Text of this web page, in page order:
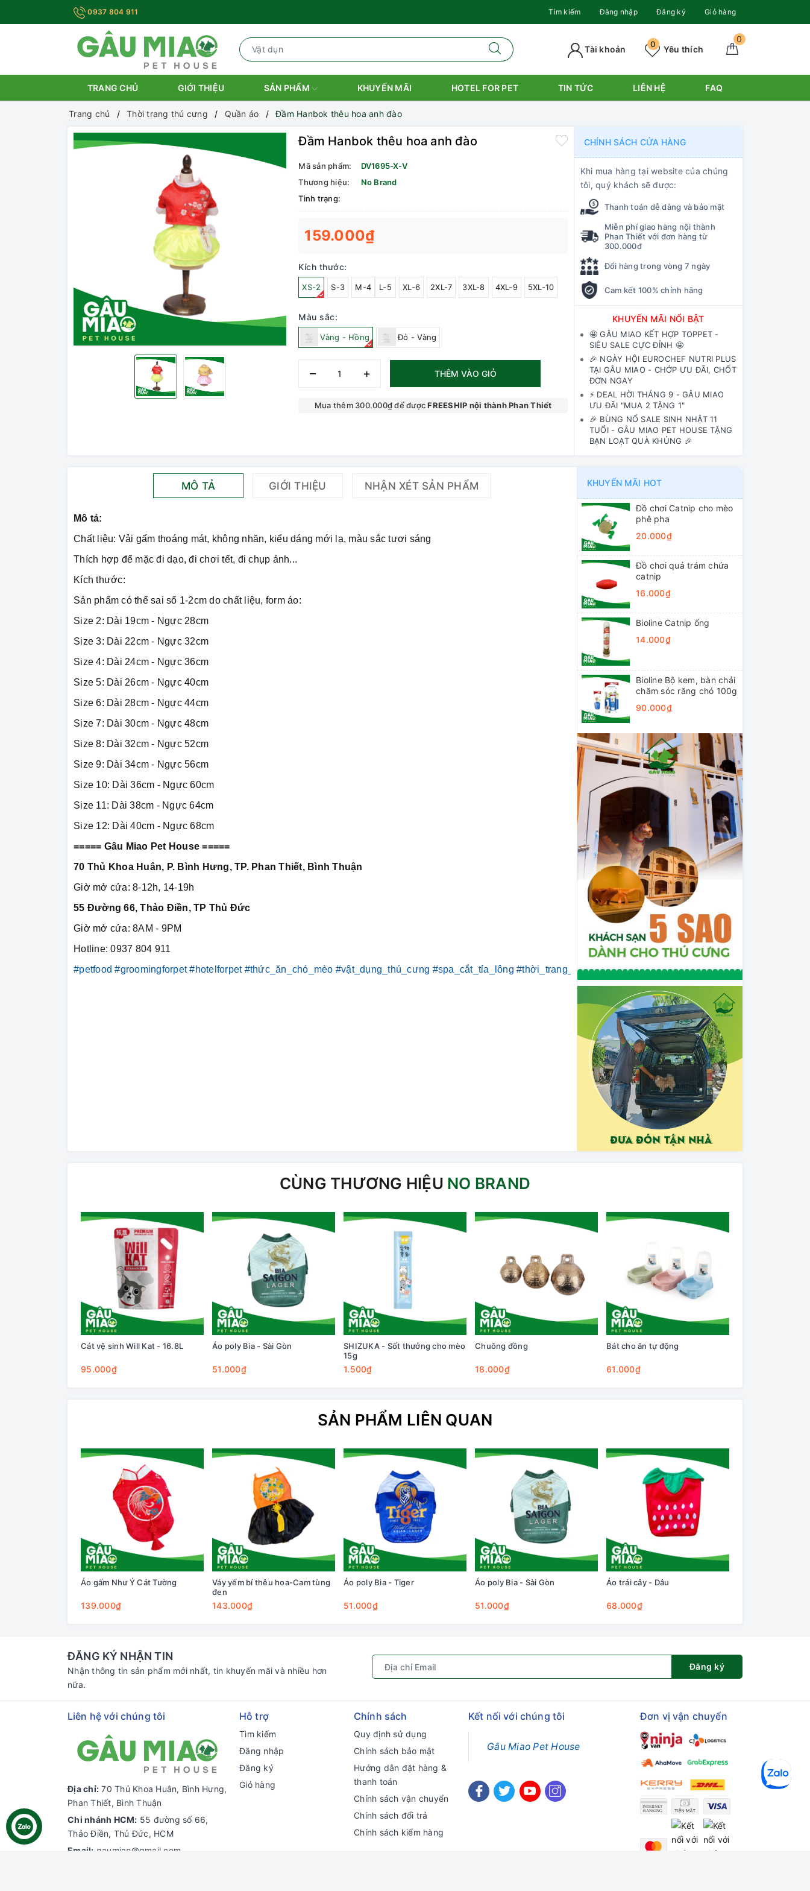
0937 804 911 Tìm kiếm Đăng nhập Đăng ký Giỏ hàng
0
Yêu thích
0
Tài khoản
TRANG CHỦ GIỚI THIỆU SẢN PHẨM KHUYẾN MÃI HOTEL FOR PET TIN TỨC LIÊN HỆ FAQ
Trang chủ Thời trang thú cưng Quần áo Đầm Hanbok thêu hoa anh đào
Đầm Hanbok thêu hoa anh đào
Mã sản phẩm:
DV1695-X-V
Thương hiệu:
No Brand
Tình trạng:
159.000₫
Kích thước:
XS-2 S-3 M-4 L-5 XL-6 2XL-7 3XL-8 4XL-9 5XL-10
Màu sắc:
Vàng - Hồng Đỏ - Vàng
– + THÊM VÀO GIỎ
Mua thêm 300.000₫ để đượcFREESHIP nội thành Phan Thiết
CHÍNH SÁCH CỬA HÀNG
Khi mua hàng tại website của chúng
tôi, quý khách sẽ được:
Thanh toán dễ dàng và bảo mật
Miễn phí giao hàng nội thành
Phan Thiết với đơn hàng từ
300.000đ
Đổi hàng trong vòng 7 ngày
Cam kết 100% chính hãng
KHUYẾN MÃI NỔI BẬT
🤩 GÂU MIAO KẾT HỢP TOPPET -
SIÊU SALE CỰC ĐỈNH 🤩
🎉 NGÀY HỘI EUROCHEF NUTRI PLUS
TẠI GÂU MIAO - CHỚP ƯU ĐÃI, CHỐT
ĐƠN NGAY
⚡️ DEAL HỜI THÁNG 9 - GÂU MIAO
ƯU ĐÃI "MUA 2 TẶNG 1"
🎉 BÙNG NỔ SALE SINH NHẬT 11
TUỔI - GÂU MIAO PET HOUSE TẶNG
BẠN LOẠT QUÀ KHỦNG 🎉
MÔ TẢ GIỚI THIỆU NHẬN XÉT SẢN PHẨM
Mô tả:
Chất liệu: Vải gấm thoáng mát, không nhăn, kiểu dáng mới lạ, màu sắc tươi sáng
Thích hợp để mặc đi dạo, đi chơi tết, đi chụp ảnh...
Kích thước:
Sản phẩm có thể sai số 1-2cm do chất liệu, form áo:
Size 2: Dài 19cm - Ngực 28cm
Size 3: Dài 22cm - Ngực 32cm
Size 4: Dài 24cm - Ngực 36cm
Size 5: Dài 26cm - Ngực 40cm
Size 6: Dài 28cm - Ngực 44cm
Size 7: Dài 30cm - Ngực 48cm
Size 8: Dài 32cm - Ngực 52cm
Size 9: Dài 34cm - Ngực 56cm
Size 10: Dài 36cm - Ngực 60cm
Size 11: Dài 38cm - Ngực 64cm
Size 12: Dài 40cm - Ngực 68cm
===== Gâu Miao Pet House =====
70 Thủ Khoa Huân, P. Bình Hưng, TP. Phan Thiết, Bình Thuận
Giờ mở cửa: 8-12h, 14-19h
55 Đường 66, Thảo Điền, TP Thủ Đức
Giờ mở cửa: 8AM - 9PM
Hotline: 0937 804 911
#petfood #groomingforpet #hotelforpet #thức_ăn_chó_mèo #vật_dụng_thú_cưng #spa_cắt_tỉa_lông #thời_trang_thú_cưng #khách_sạn_thú_cưng
KHUYẾN MÃI HOT
Đồ chơi Catnip cho mèo
phê pha
20.000₫
Đồ chơi quả trám chứa
catnip
16.000₫
Bioline Catnip ống
14.000₫
Bioline Bộ kem, bàn chải
chăm sóc răng chó 100g
90.000₫
CÙNG THƯƠNG HIỆU NO BRAND
Cát vệ sinh Will Kat - 16.8L
95.000₫
Áo poly Bia - Sài Gòn
51.000₫
SHIZUKA - Sốt thưởng cho mèo
15g
1.500₫
Chuông đồng
18.000₫
Bát cho ăn tự động
61.000₫
SẢN PHẨM LIÊN QUAN
Áo gấm Như Ý Cát Tường
139.000₫
Váy yếm bí thêu hoa-Cam tùng
đen
143.000₫
Áo poly Bia - Tiger
51.000₫
Áo poly Bia - Sài Gòn
51.000₫
Áo trái cây - Dâu
68.000₫
ĐĂNG KÝ NHẬN TIN
Nhận thông tin sản phẩm mới nhất, tin khuyến mãi và nhiều hơn
nữa.
Đăng ký
Liên hệ với chúng tôi
Địa chỉ: 70 Thủ Khoa Huân, Bình Hưng,
Phan Thiết, Bình Thuận
Chi nhánh HCM: 55 đường số 66,
Thảo Điền, Thủ Đức, HCM
Email: gaumiao@gmail.com
Hỗ trợ
Tìm kiếm
Đăng nhập
Đăng ký
Giỏ hàng
Chính sách
Quy định sử dụng
Chính sách bảo mật
Hướng dẫn đặt hàng &
thanh toán
Chính sách vận chuyển
Chính sách đổi trả
Chính sách kiểm hàng
Kết nối với chúng tôi
Gâu Miao Pet House
Đơn vị vận chuyển